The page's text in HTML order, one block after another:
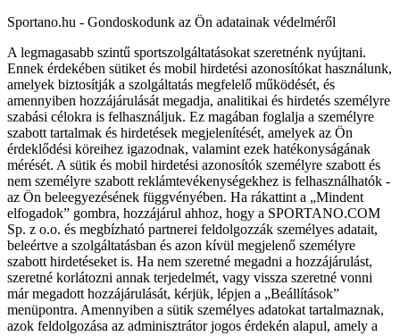
Sportano.hu - Gondoskodunk az Ön adatainak védelméről
A legmagasabb szintű sportszolgáltatásokat szeretnénk nyújtani.
Ennek érdekében sütiket és mobil hirdetési azonosítókat használunk,
amelyek biztosítják a szolgáltatás megfelelő működését, és
amennyiben hozzájárulását megadja, analitikai és hirdetés személyre
szabási célokra is felhasználjuk. Ez magában foglalja a személyre
szabott tartalmak és hirdetések megjelenítését, amelyek az Ön
érdeklődési köreihez igazodnak, valamint ezek hatékonyságának
mérését. A sütik és mobil hirdetési azonosítók személyre szabott és
nem személyre szabott reklámtevékenységekhez is felhasználhatók -
az Ön beleegyezésének függvényében. Ha rákattint a „Mindent
elfogadok” gombra, hozzájárul ahhoz, hogy a SPORTANO.COM
Sp. z o.o. és megbízható partnerei feldolgozzák személyes adatait,
beleértve a szolgáltatásban és azon kívül megjelenő személyre
szabott hirdetéseket is. Ha nem szeretné megadni a hozzájárulást,
szeretné korlátozni annak terjedelmét, vagy vissza szeretné vonni
már megadott hozzájárulását, kérjük, lépjen a „Beállítások”
menüpontra. Amennyiben a sütik személyes adatokat tartalmaznak,
azok feldolgozása az adminisztrátor jogos érdekén alapul, amely a